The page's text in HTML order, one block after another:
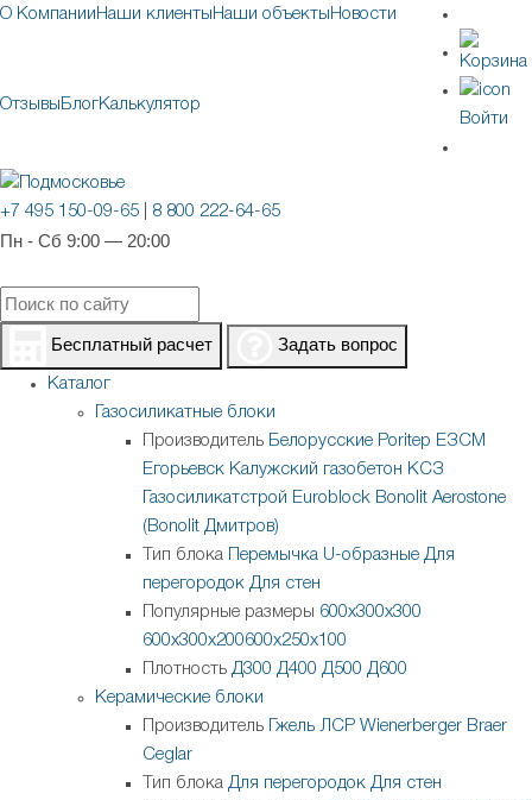
О Компании Наши клиенты Наши объекты Новости
Отзывы БлогКалькулятор
Войти
+7 495 150-09-65 8 800 222-64-65
Пн - Сб 9:00 — 20:00
Бесплатный расчет Задать вопрос
Каталог
Газосиликатные блоки
Производитель Белорусские Poritep ЕЗСМ
Егорьевск Калужский газобетон КСЗ
Газосиликатстрой Euroblock Bonolit Aerostone
(Bonolit Дмитров)
Тип блока
Перемычка U-образные Для
перегородок Для стен
Популярные размеры 600х300х300
600х300х200600х250х100
Плотность Д300 Д400 Д500 Д600
Керамические блоки
Производитель
Гжель ЛСР Wienerberger Braer
Ceglar
Тип блока Для перегородок Для стен